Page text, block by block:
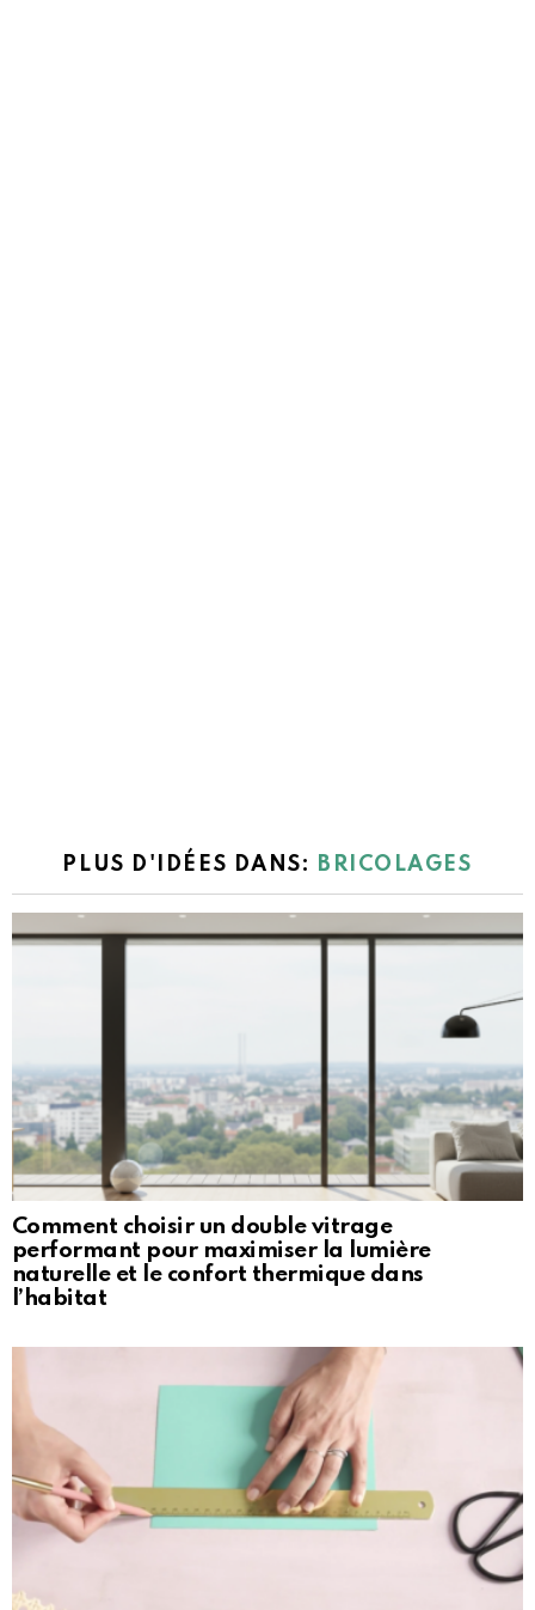
PLUS D'IDÉES DANS: BRICOLAGES
Comment choisir un double vitrage
performant pour maximiser la lumière
naturelle et le confort thermique dans
l’habitat